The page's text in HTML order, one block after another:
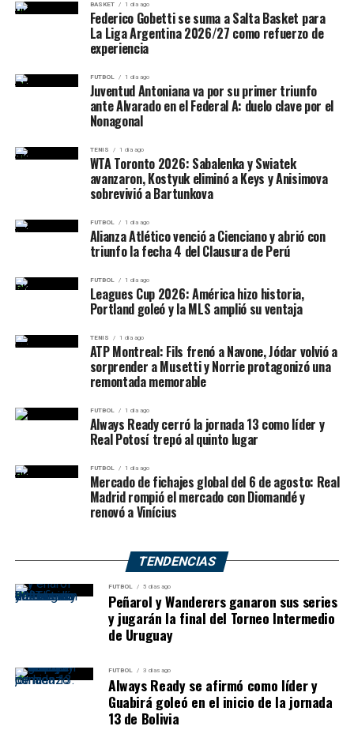
BASKET 1 día ago
Federico Gobetti se suma a Salta Basket para
La Liga Argentina 2026/27 como refuerzo de
experiencia
FUTBOL 1 día ago
Juventud Antoniana va por su primer triunfo
ante Alvarado en el Federal A: duelo clave por el
Nonagonal
TENIS 1 día ago
WTA Toronto 2026: Sabalenka y Swiatek
avanzaron, Kostyuk eliminó a Keys y Anisimova
sobrevivió a Bartunkova
FUTBOL 1 día ago
Alianza Atlético venció a Cienciano y abrió con
triunfo la fecha 4 del Clausura de Perú
FUTBOL 1 día ago
Leagues Cup 2026: América hizo historia,
Portland goleó y la MLS amplió su ventaja
TENIS 1 día ago
ATP Montreal: Fils frenó a Navone, Jódar volvió a
sorprender a Musetti y Norrie protagonizó una
remontada memorable
FUTBOL 1 día ago
Always Ready cerró la jornada 13 como líder y
Real Potosí trepó al quinto lugar
FUTBOL 1 día ago
Mercado de fichajes global del 6 de agosto: Real
Madrid rompió el mercado con Diomandé y
renovó a Vinícius
TENDENCIAS
FUTBOL 5 días ago
Peñarol y Wanderers ganaron sus series
y jugarán la final del Torneo Intermedio
de Uruguay
FUTBOL 3 días ago
Always Ready se afirmó como líder y
Guabirá goleó en el inicio de la jornada
13 de Bolivia